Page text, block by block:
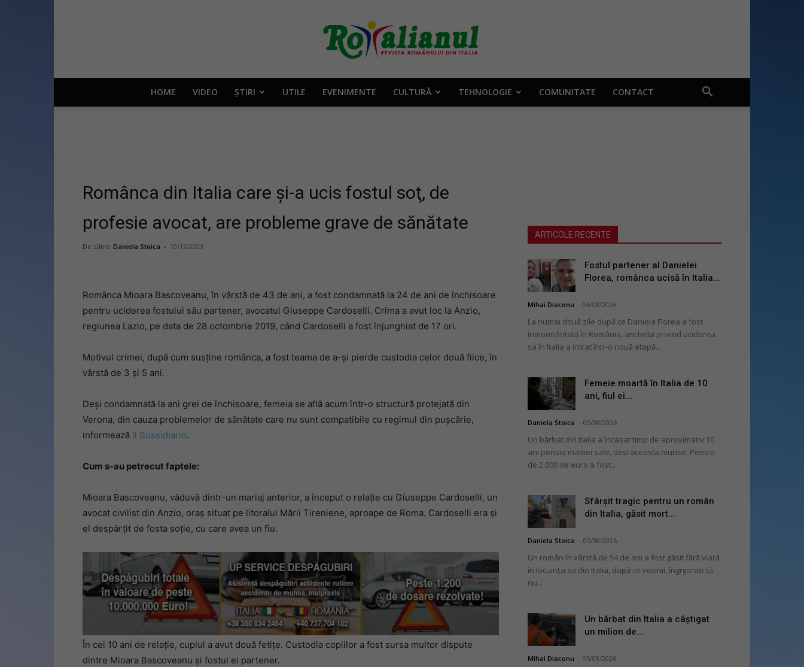
Rotalianul
din
Italia
HOME VIDEO ȘTIRI UTILE EVENIMENTE CULTURĂ TEHNOLOGIE COMUNITATE CONTACT
Românca din Italia care şi-a ucis fostul soţ, de
profesie avocat, are probleme grave de sănătate
De către Daniela Stoica - 10/12/2023
Românca Mioara Bascoveanu, în vârstă de 43 de ani, a fost condamnată la 24 de ani de închisoare
pentru uciderea fostului său partener, avocatul Giuseppe Cardoselli. Crima a avut loc la Anzio,
regiunea Lazio, pe data de 28 octombrie 2019, când Cardoselli a fost înjunghiat de 17 ori.
Motivul crimei, după cum susține românca, a fost teama de a-și pierde custodia celor două fiice, în
vârstă de 3 și 5 ani.
Deși condamnată la ani grei de închisoare, femeia se află acum într-o structură protejată din
Verona, din cauza problemelor de sănătate care nu sunt compatibile cu regimul din pușcărie,
informează Il Sussidiario.
Cum s-au petrecut faptele:
Mioara Bascoveanu, văduvă dintr-un mariaj anterior, a început o relație cu Giuseppe Cardoselli, un
avocat civilist din Anzio, oraș situat pe litoralul Mării Tireniene, aproape de Roma. Cardoselli era și
el despărțit de fosta soție, cu care avea un fiu.
În cei 10 ani de relație, cuplul a avut două fetițe. Custodia copiilor a fost sursa multor dispute
dintre Mioara Bascoveanu și fostul ei partener.
ARTICOLE RECENTE
Fostul partener al Danielei
Florea, românca ucisă în Italia...
Mihai Diaconu 06/08/2026
La numai două zile după ce Daniela Florea a fost
înmormântată în România, ancheta privind uciderea
sa în Italia a intrat într-o nouă etapă....
Femeie moartă în Italia de 10
ani, fiul ei...
Daniela Stoica 05/08/2026
Un bărbat din Italia a încasat timp de aproximativ 10
ani pensia mamei sale, deși aceasta murise. Pensia
de 2.000 de euro a fost...
Sfârșit tragic pentru un român
din Italia, găsit mort...
Daniela Stoica 05/08/2026
Un român în vârstă de 54 de ani a fost găsit fără viață
în locuința sa din Italia, după ce vecinii, îngrijorați că
nu...
Un bărbat din Italia a câștigat
un milion de...
Mihai Diaconu 05/08/2026